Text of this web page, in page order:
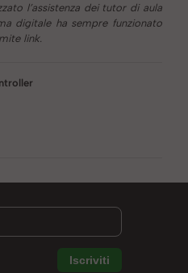
l’assistenza dei tutor di aula
digitale ha sempre funzionato
link.